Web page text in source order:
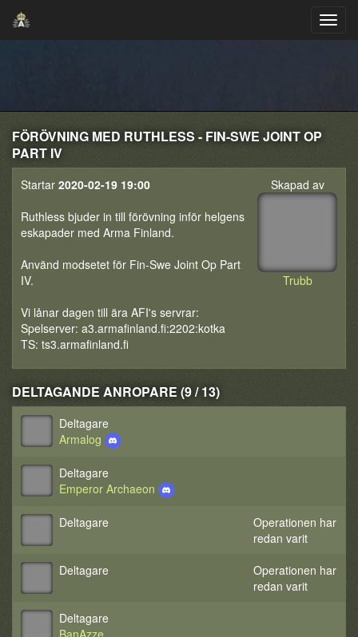
FÖRÖVNING MED RUTHLESS - FIN-SWE JOINT OP
PART IV
Skapad av
Trubb
Startar 2020-02-19 19:00
Ruthless bjuder in till förövning inför helgens
eskapader med Arma Finland.
Använd modsetet för Fin-Swe Joint Op Part
IV.
Vi lånar dagen till ära AFI's servrar:
Spelserver: a3.armafinland.fi:2202:kotka
TS: ts3.armafinland.fi
DELTAGANDE ANROPARE (9 / 13)
Deltagare
Armalog
Deltagare
Emperor Archaeon
Deltagare
Operationen har
redan varit
Deltagare
Operationen har
redan varit
Deltagare
BanAzze